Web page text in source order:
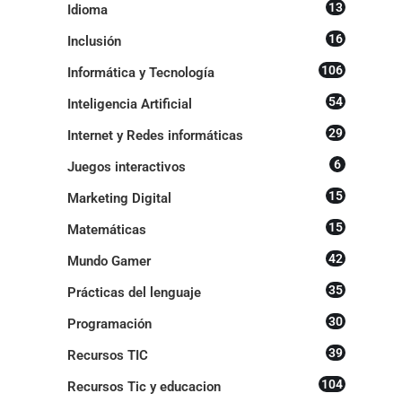
Idioma 13
Inclusión 16
Informática y Tecnología 106
Inteligencia Artificial 54
Internet y Redes informáticas 29
Juegos interactivos 6
Marketing Digital 15
Matemáticas 15
Mundo Gamer 42
Prácticas del lenguaje 35
Programación 30
Recursos TIC 39
Recursos Tic y educacion 104